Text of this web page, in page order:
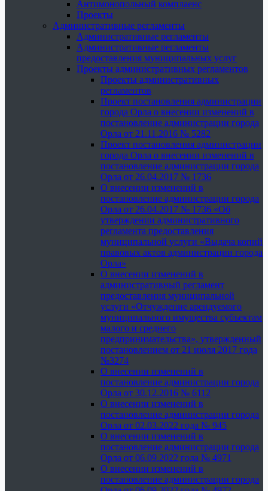
Антимонопольный комплаенс
Проекты
Административные регламенты
Административные регламенты
Административные регламенты
предоставления муниципальных услуг
Проекты административных регламентов
Проекты административных
регламентов
Проект постановления администрации
города Орла о внесении изменений в
постановление администрации города
Орла от 21.11.2016 № 5282
Проект постановления администрации
города Орла о внесении изменений в
постановление администрации города
Орла от 26.04.2017 № 1736
О внесении изменений в
постановление администрации города
Орла от 26.04.2017 № 1736 «Об
утверждении административного
регламента предоставления
муниципальной услуги «Выдача копий
правовых актов администрации города
Орла»
О внесении изменений в
административный регламент
предоставления муниципальной
услуги «Отчуждение арендуемого
муниципального имущества субъектам
малого и среднего
предпринимательства», утвержденный
постановлением от 21 июля 2017 года
№3274
О внесении изменений в
постановление администрации города
Орла от 30.12.2016 № 6112
О внесении изменений в
постановление администрации города
Орла от 02.03.2022 года № 945
О внесении изменений в
постановление администрации города
Орла от 06.09.2022 года № 4971
О внесении изменений в
постановление администрации города